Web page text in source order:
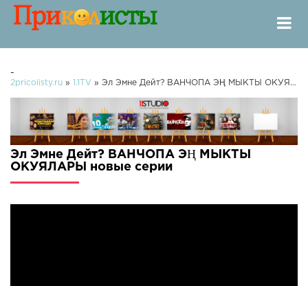
-
2pricolisty.ru » 1.1TV » Эл Эмне Дейт? ВАНЧОПА ЭҢ МЫКТЫ ОКУЯЛАРЫ
Эл Эмне Дейт? ВАНЧОПА ЭҢ МЫКТЫ
ОКУЯЛАРЫ новые серии